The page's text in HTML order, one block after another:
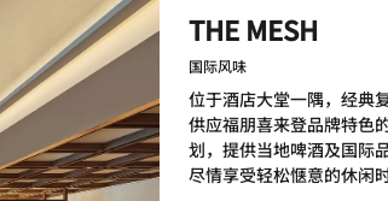
THE MESH
国际风味
位于酒店大堂一隅，经典
供应福朋喜来登品牌特
划，提供当地啤酒及国际
尽情享受轻松惬意的休闲时